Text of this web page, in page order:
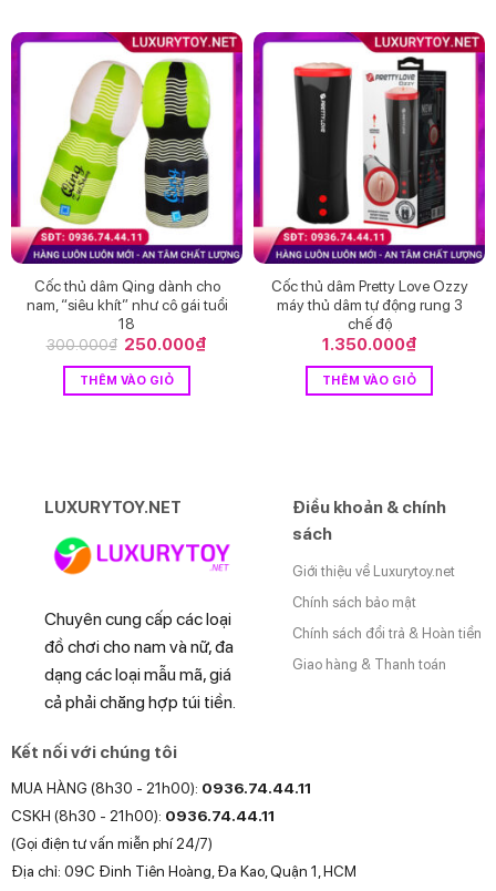
Cốc thủ dâm Qing dành cho
nam, “siêu khít” như cô gái tuổi
18
300.000₫ Giá
là:
300.000₫.
250.000₫
THÊM VÀO GIỎ
Cốc thủ dâm Pretty Love Ozzy
máy thủ dâm tự động rung 3
chế độ
1.350.000₫
THÊM VÀO GIỎ
LUXURYTOY.NET
Chuyên cung cấp các loại
đồ chơi cho nam và nữ, đa
dạng các loại mẫu mã, giá
cả phải chăng hợp túi tiền.
Điều khoản & chính
sách
Giới thiệu về Luxurytoy.net
Chính sách bảo mật
Chính sách đổi trả & Hoàn tiền
Giao hàng & Thanh toán
Kết nối với chúng tôi
MUA HÀNG (8h30 - 21h00): 0936.74.44.11
CSKH (8h30 - 21h00): 0936.74.44.11
(Gọi điện tư vấn miễn phí 24/7)
Địa chỉ: 09C Đinh Tiên Hoàng, Đa Kao, Quận 1, HCM